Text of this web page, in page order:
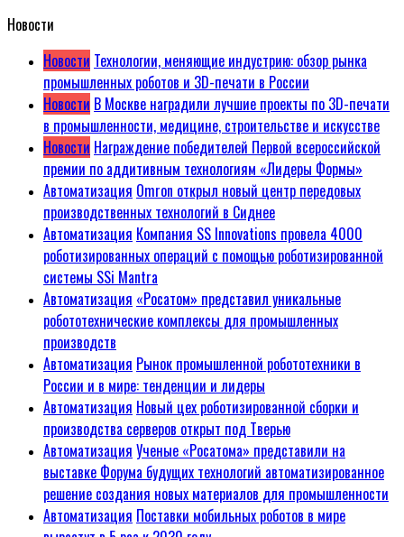
Новости
Новости Технологии, меняющие индустрию: обзор рынка
промышленных роботов и 3D-печати в России
Новости В Москве наградили лучшие проекты по 3D-печати
в промышленности, медицине, строительстве и искусстве
Новости Награждение победителей Первой всероссийской
премии по аддитивным технологиям «Лидеры Формы»
Автоматизация Omron открыл новый центр передовых
производственных технологий в Сиднее
Автоматизация Компания SS Innovations провела 4000
роботизированных операций с помощью роботизированной
системы SSi Mantra
Автоматизация «Росатом» представил уникальные
робототехнические комплексы для промышленных
производств
Автоматизация Рынок промышленной робототехники в
России и в мире: тенденции и лидеры
Автоматизация Новый цех роботизированной сборки и
производства серверов открыт под Тверью
Автоматизация Ученые «Росатома» представили на
выставке Форума будущих технологий автоматизированное
решение создания новых материалов для промышленности
Автоматизация Поставки мобильных роботов в мире